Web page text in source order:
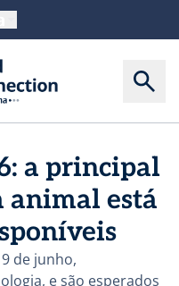
a principal
animal está
de junho,
e são esperados